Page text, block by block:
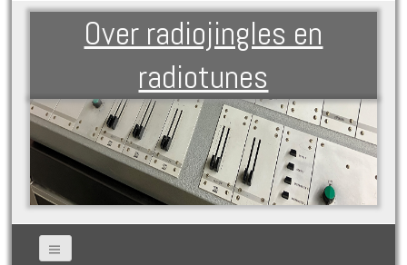
Over radiojingles en
radiotunes